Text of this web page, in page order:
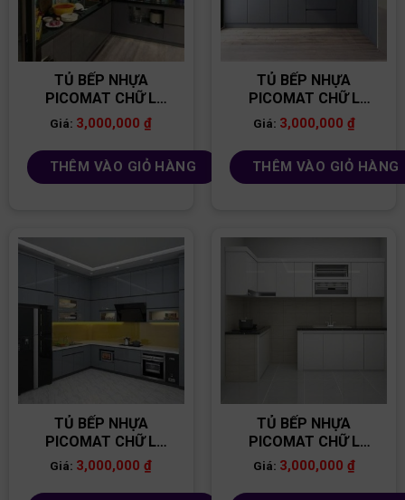
TỦ BẾP NHỰA
PICOMAT CHỮ L
TB81
Giá: 3,000,000₫
THÊM VÀO GIỎ HÀNG
TỦ BẾP NHỰA
PICOMAT CHỮ L
TB89
Giá: 3,000,000 ₫
THÊM VÀO GIỎ HÀNG
TỦ BẾP NHỰA
PICOMAT CHỮ L
TB74
Giá: 3,000,000₫
TỦ BẾP NHỰA
PICOMAT CHỮ L
TB91
Giá: 3,000,000 ₫